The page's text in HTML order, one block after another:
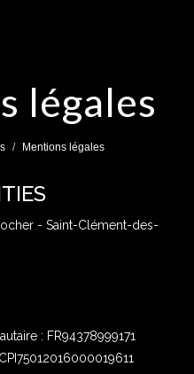
légales
Mentions légales
- Saint-Clément-des-
: FR94378999171